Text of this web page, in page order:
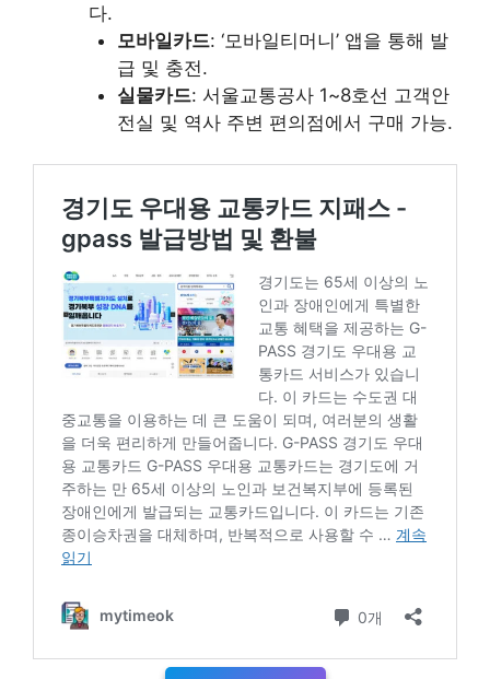
다.
모바일카드: ‘모바일티머니’ 앱을 통해 발
급 및 충전.
실물카드: 서울교통공사 1~8호선 고객안
전실 및 역사 주변 편의점에서 구매 가능.